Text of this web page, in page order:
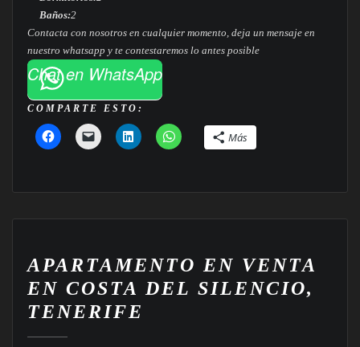
Baños:2
Contacta con nosotros en cualquier momento, deja un mensaje en
nuestro whatsapp y te contestaremos lo antes posible
Chat en WhatsApp
COMPARTE ESTO:
Más
APARTAMENTO EN VENTA
EN COSTA DEL SILENCIO,
TENERIFE